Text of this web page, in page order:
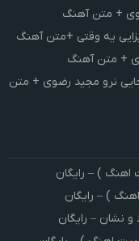
+ متن آهنگ
یه وقتی +متن آهنگ
+ متن آهنگ
نرو مجید رضوی + متن
اهنگ ) – رایگان
) – رایگان
و نشان – رایگان